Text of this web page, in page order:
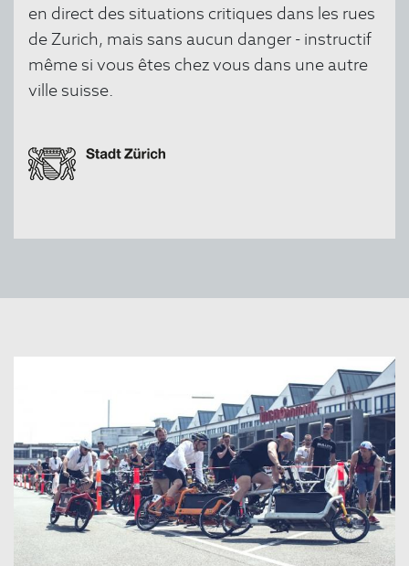
en direct des situations critiques dans les rues
de Zurich, mais sans aucun danger - instructif
même si vous êtes chez vous dans une autre
ville suisse.